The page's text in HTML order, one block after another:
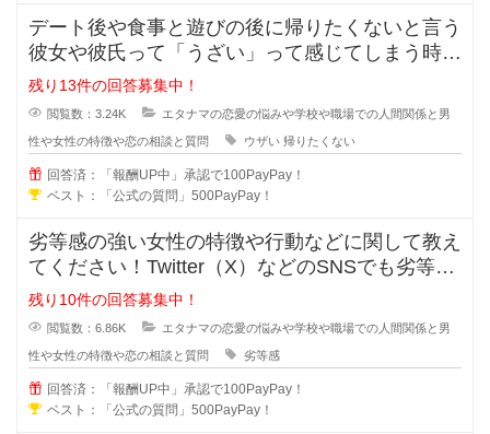
デート後や食事と遊びの後に帰りたくないと言う
彼女や彼氏って「うざい」って感じてしまう時が
ありますよね？帰りたくないと言う
残り13件の回答募集中！
閲覧数：3.24K エタナマの恋愛の悩みや学校や職場での人間関係と男
性や女性の特徴や恋の相談と質問 ウザい 帰りたくない
回答済：「報酬UP中」承認で100PayPay！
ベスト：「公式の質問」500PayPay！
劣等感の強い女性の特徴や行動などに関して教え
てください！Twitter（X）などのSNSでも劣等感
が強い女性っていますよ
残り10件の回答募集中！
閲覧数：6.86K エタナマの恋愛の悩みや学校や職場での人間関係と男
性や女性の特徴や恋の相談と質問 劣等感
回答済：「報酬UP中」承認で100PayPay！
ベスト：「公式の質問」500PayPay！